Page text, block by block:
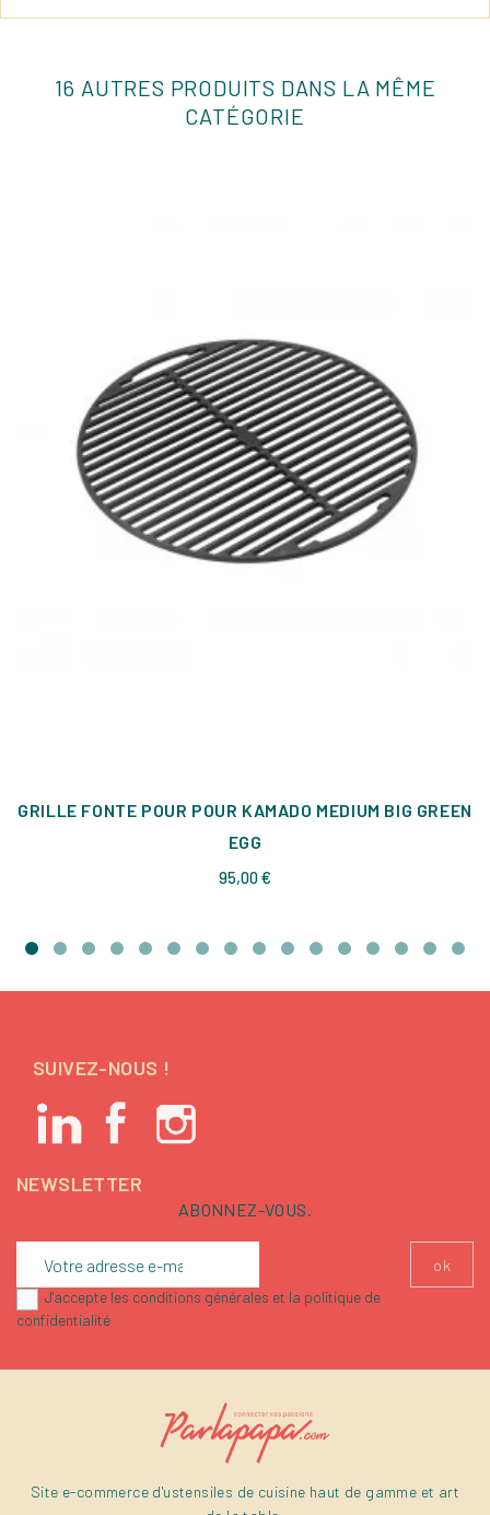
16 AUTRES PRODUITS DANS LA MÊME
CATÉGORIE
GRILLE FONTE POUR POUR KAMADO MEDIUM BIG GREEN
EGG
95,00 €
SUIVEZ-NOUS !
NEWSLETTER
ABONNEZ-VOUS.
J'accepte les conditions générales et la politique de
confidentialité
Site e-commerce d'ustensiles de cuisine haut de gamme et art